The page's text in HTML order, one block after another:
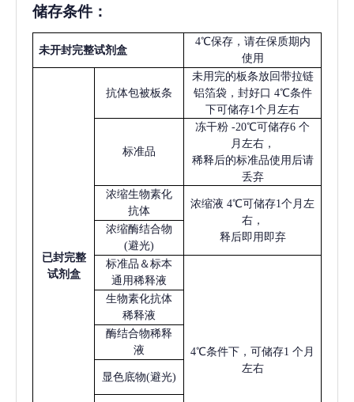
储存条件：
未开封完整试剂盒
4℃保存，请在保质期内
使用
已封完整
试剂盒
抗体包被板条
未用完的板条放回带拉链
铝箔袋，封好口 4℃条件
下可储存1个月左右
标准品
冻干粉 -20℃可储存6 个
月左右，
稀释后的标准品使用后请
丢弃
浓缩生物素化
抗体
浓缩液 4℃可储存1个月左
右，
释后即用即弃
浓缩酶结合物
(避光)
标准品＆标本
通用稀释液
4℃条件下，可储存1 个月
左右
生物素化抗体
稀释液
酶结合物稀释
液
显色底物(避光)